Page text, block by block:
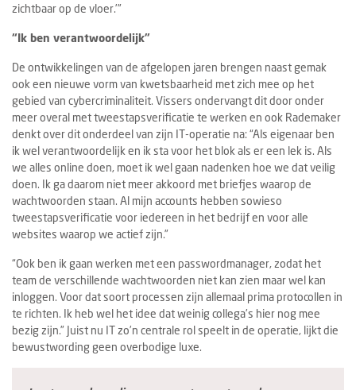
zichtbaar op de vloer.’”
“Ik ben verantwoordelijk”
De ontwikkelingen van de afgelopen jaren brengen naast gemak
ook een nieuwe vorm van kwetsbaarheid met zich mee op het
gebied van cybercriminaliteit. Vissers ondervangt dit door onder
meer overal met tweestapsverificatie te werken en ook Rademaker
denkt over dit onderdeel van zijn IT-operatie na: “Als eigenaar ben
ik wel verantwoordelijk en ik sta voor het blok als er een lek is. Als
we alles online doen, moet ik wel gaan nadenken hoe we dat veilig
doen. Ik ga daarom niet meer akkoord met briefjes waarop de
wachtwoorden staan. Al mijn accounts hebben sowieso
tweestapsverificatie voor iedereen in het bedrijf en voor alle
websites waarop we actief zijn.”
“Ook ben ik gaan werken met een passwordmanager, zodat het
team de verschillende wachtwoorden niet kan zien maar wel kan
inloggen. Voor dat soort processen zijn allemaal prima protocollen in
te richten. Ik heb wel het idee dat weinig collega’s hier nog mee
bezig zijn.” Juist nu IT zo’n centrale rol speelt in de operatie, lijkt die
bewustwording geen overbodige luxe.